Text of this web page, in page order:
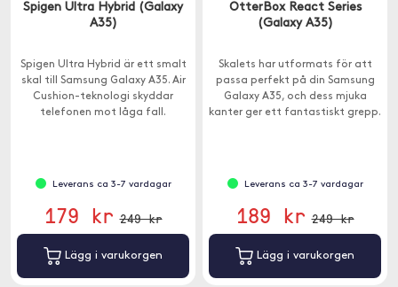
Spigen Ultra Hybrid (Galaxy
A35)
Spigen Ultra Hybrid är ett smalt
skal till Samsung Galaxy A35. Air
Cushion-teknologi skyddar
telefonen mot låga fall.
Leverans ca 3-7 vardagar
179 kr 249 kr
Lägg i varukorgen
OtterBox React Series
(Galaxy A35)
Skalets har utformats för att
passa perfekt på din Samsung
Galaxy A35, och dess mjuka
kanter ger ett fantastiskt grepp.
Leverans ca 3-7 vardagar
189 kr 249 kr
Lägg i varukorgen